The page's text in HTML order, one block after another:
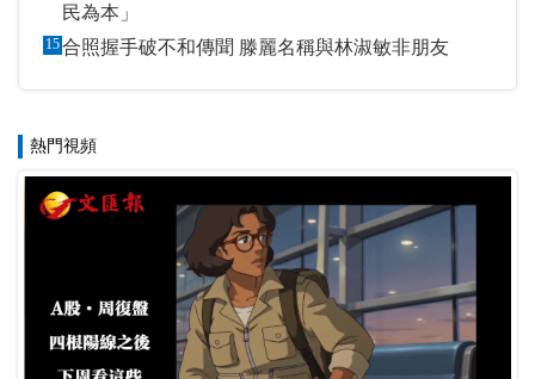
民為本」
15 合照握手破不和傳聞 滕麗名稱與林淑敏非朋友
熱門視頻